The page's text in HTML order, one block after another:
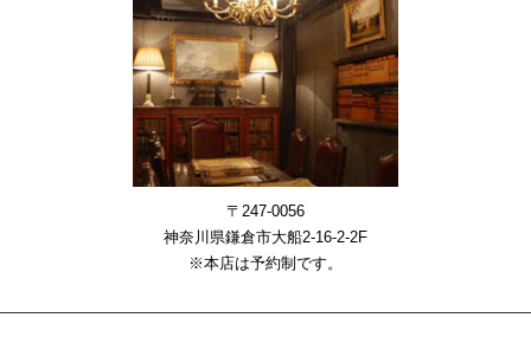
〒247-0056
神奈川県鎌倉市大船2-16-2-2F
※本店は予約制です。